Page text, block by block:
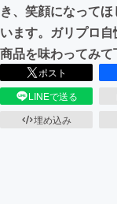
き、笑顔になって
います。ガリプロ自
商品を味わってみて
ポスト
LINEで送る
埋め込み